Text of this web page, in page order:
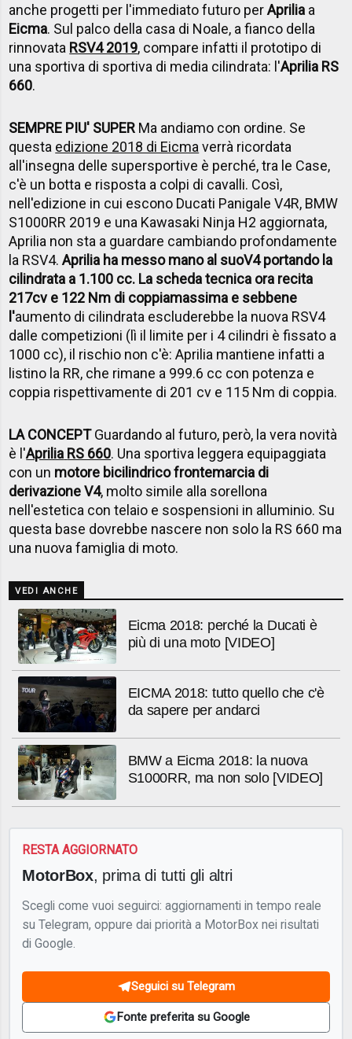
anche progetti per l'immediato futuro perAprilia a
Eicma. Sul palco della casa di Noale, a fianco della
rinnovata RSV4 2019, compare infatti il prototipo di
una sportiva di sportiva di media cilindrata: l'Aprilia RS
660.
SEMPRE PIU' SUPER Ma andiamo con ordine. Se
questa edizione 2018 di Eicma verrà ricordata
all'insegna delle supersportive è perché, tra le Case,
c'è un botta e risposta a colpi di cavalli. Così,
nell'edizione in cui escono Ducati Panigale V4R, BMW
S1000RR 2019 e una Kawasaki Ninja H2 aggiornata,
Aprilia non sta a guardare cambiando profondamente
la RSV4.Aprilia ha messo mano al suoV4 portando la
cilindrata a 1.100 cc. La scheda tecnica ora recita
217cv e 122 Nm di coppiamassima e sebbene
l'aumento di cilindrata escluderebbe la nuova RSV4
dalle competizioni (lì il limite per i 4 cilindri è fissato a
1000 cc), il rischio non c'è: Aprilia mantiene infatti a
listino la RR, che rimane a 999.6 cc con potenza e
coppia rispettivamente di 201 cv e 115 Nm di coppia.
LA CONCEPTGuardando al futuro, però, la vera novità
è l'Aprilia RS 660. Una sportiva leggera equipaggiata
con un motore bicilindrico frontemarcia di
derivazione V4, molto simile alla sorellona
nell'estetica con telaio e sospensioni in alluminio. Su
questa base dovrebbe nascere non solo la RS 660 ma
una nuova famiglia di moto.
VEDI ANCHE
Eicma 2018: perché la Ducati è
più di una moto [VIDEO]
EICMA 2018: tutto quello che c'è
da sapere per andarci
BMW a Eicma 2018: la nuova
S1000RR, ma non solo [VIDEO]
RESTA AGGIORNATO
MotorBox, prima di tutti gli altri
Scegli come vuoi seguirci: aggiornamenti in tempo reale
su Telegram, oppure dai priorità a MotorBox nei risultati
di Google.
Seguici su Telegram
Fonte preferita su Google